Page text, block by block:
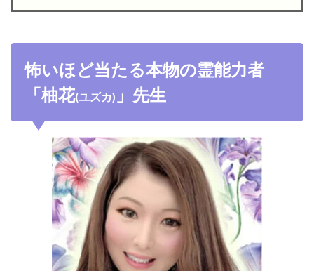
怖いほど当たる本物の霊能力者
「柚花(ユズカ) 」先生